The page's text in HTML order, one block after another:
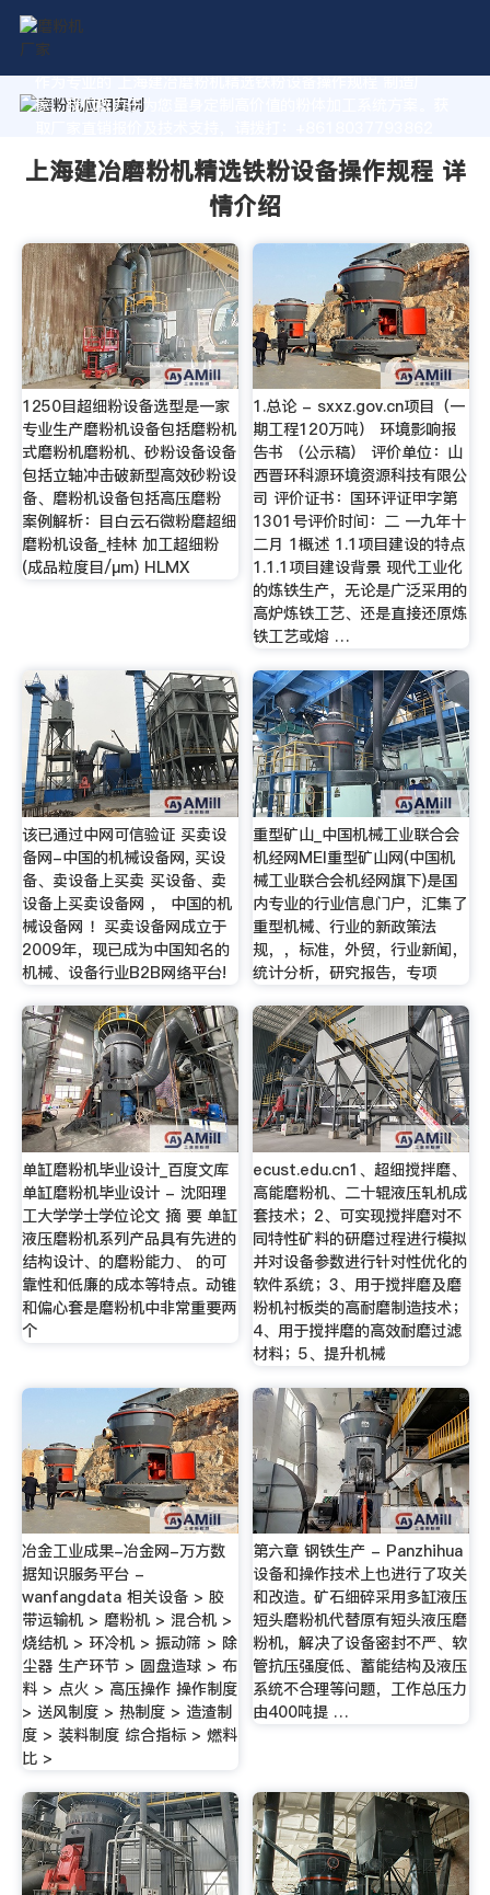
作为专业的 上海建冶磨粉机精选铁粉设备操作规程 制造厂
家，我们致力于为您量身定制高价值的粉体加工系统方案。获
上海建冶磨粉机精选铁粉设备操作规程 详
情介绍
1250目超细粉设备选型是一家
专业生产磨粉机设备包括磨粉机
式磨粉机磨粉机、砂粉设备设备
包括立轴冲击破新型高效砂粉设
备、磨粉机设备包括高压磨粉
案例解析：目白云石微粉磨超细
磨粉机设备_桂林 加工超细粉
(成品粒度目/μm) HLMX
1.总论 - sxxz.gov.cn项目（一
期工程120万吨） 环境影响报
告书 （公示稿） 评价单位：山
西晋环科源环境资源科技有限公
司 评价证书：国环评证甲字第
1301号评价时间：二 一九年十
二月 1概述 1.1项目建设的特点
1.1.1项目建设背景 现代工业化
的炼铁生产，无论是广泛采用的
高炉炼铁工艺、还是直接还原炼
铁工艺或熔 …
该已通过中网可信验证 买卖设
备网-中国的机械设备网, 买设
备、卖设备上买卖 买设备、卖
设备上买卖设备网 ， 中国的机
械设备网 ！买卖设备网成立于
2009年，现已成为中国知名的
机械、设备行业B2B网络平台!
重型矿山_中国机械工业联合会
机经网MEI重型矿山网(中国机
械工业联合会机经网旗下)是国
内专业的行业信息门户，汇集了
重型机械、行业的新政策法
规，，标准，外贸，行业新闻，
统计分析，研究报告，专项
单缸磨粉机毕业设计_百度文库
单缸磨粉机毕业设计 - 沈阳理
工大学学士学位论文 摘 要 单缸
液压磨粉机系列产品具有先进的
结构设计、的磨粉能力、 的可
靠性和低廉的成本等特点。动锥
和偏心套是磨粉机中非常重要两
个
ecust.edu.cn1、超细搅拌磨、
高能磨粉机、二十辊液压轧机成
套技术；2、可实现搅拌磨对不
同特性矿料的研磨过程进行模拟
并对设备参数进行针对性优化的
软件系统；3、用于搅拌磨及磨
粉机衬板类的高耐磨制造技术；
4、用于搅拌磨的高效耐磨过滤
材料；5、提升机械
冶金工业成果-冶金网-万方数
据知识服务平台 -
wanfangdata 相关设备 > 胶
带运输机 > 磨粉机 > 混合机 >
烧结机 > 环冷机 > 振动筛 > 除
尘器 生产环节 > 圆盘造球 > 布
料 > 点火 > 高压操作 操作制度
> 送风制度 > 热制度 > 造渣制
度 > 装料制度 综合指标 > 燃料
比 >
第六章 钢铁生产 - Panzhihua
设备和操作技术上也进行了攻关
和改造。矿石细碎采用多缸液压
短头磨粉机代替原有短头液压磨
粉机，解决了设备密封不严、软
管抗压强度低、蓄能结构及液压
系统不合理等问题，工作总压力
由400吨提 …